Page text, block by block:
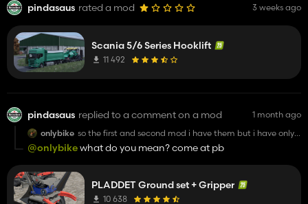
pindasaus rated a mod 3 weeks ago
Scania 5/6 Series Hooklift
11 492
pindasaus replied to a comment on a mod
1 month ago
onlybike so the first and second mod i have them but i have only
to use the 3?
@onlybikewhat do you mean? come at pb
PLADDET Ground set + Gripper
10 638